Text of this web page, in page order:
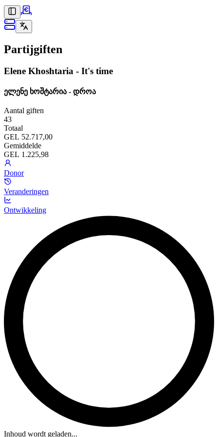
Partijgiften
Elene Khoshtaria - It's time
ელენე ხოშტარია - დროა
Aantal giften
43
Totaal
GEL 52.717,00
Gemiddelde
GEL 1.225,98
Donor
Veranderingen
Ontwikkeling
Inhoud wordt geladen...